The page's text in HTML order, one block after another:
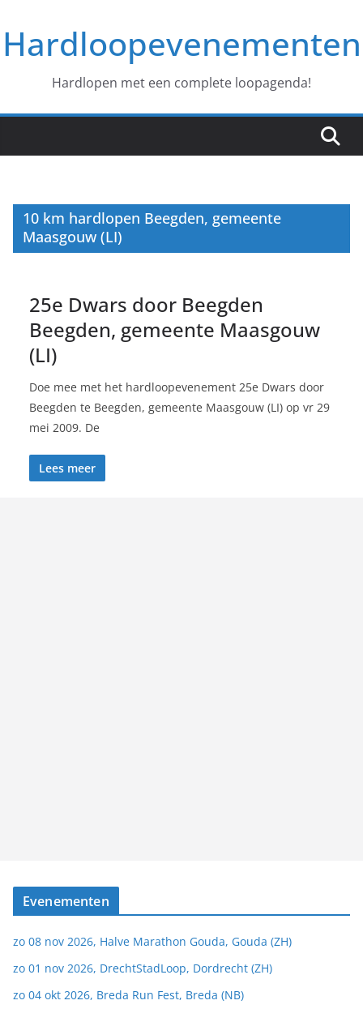
naar
deHardloopevenementen
Hardlopen met een complete loopagenda!
10 km hardlopen Beegden, gemeente
Maasgouw (LI)
25e Dwars door Beegden
Beegden, gemeente Maasgouw
(LI)
Doe mee met het hardloopevenement 25e Dwars door
Beegden te Beegden, gemeente Maasgouw (LI) op vr 29
mei 2009. De
Lees meer
Evenementen
zo 08 nov 2026, Halve Marathon Gouda, Gouda (ZH)
zo 01 nov 2026, DrechtStadLoop, Dordrecht (ZH)
zo 04 okt 2026, Breda Run Fest, Breda (NB)